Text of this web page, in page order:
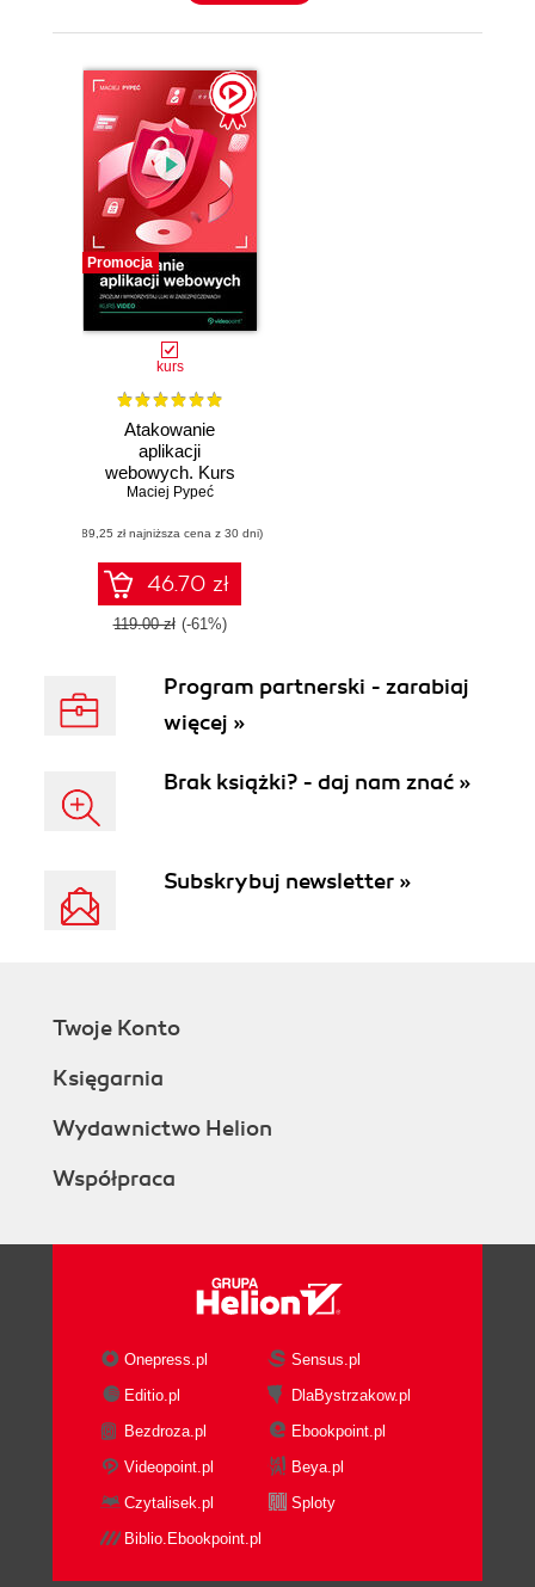
Promocja
kurs
Atakowanie
aplikacji
webowych. Kurs
video. Zrozum i
zabezpieczeniach
Maciej Pypeć
(89,25 zł najniższa cena z 30 dni)
46.70 zł
119.00 zł (-61%)
Program partnerski - zarabiaj
więcej »
Brak książki? - daj nam znać »
Subskrybuj newsletter »
Twoje Konto
Księgarnia
Wydawnictwo Helion
Współpraca
Onepress.pl
Sensus.pl
Editio.pl
DlaBystrzakow.pl
Bezdroza.pl
Ebookpoint.pl
Videopoint.pl
Beya.pl
Czytalisek.pl
Sploty
Biblio.Ebookpoint.pl